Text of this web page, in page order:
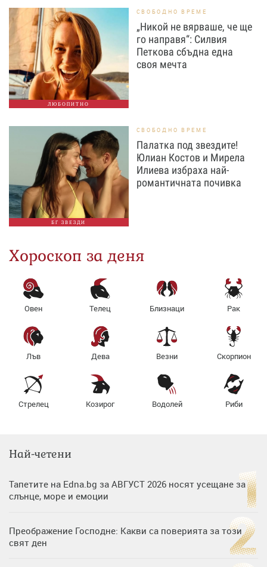
ЛЮБОПИТНО
СВОБОДНО ВРЕМЕ
„Никой не вярваше, че ще
го направя“: Силвия
Петкова сбъдна една
своя мечта
БГ ЗВЕЗДИ
СВОБОДНО ВРЕМЕ
Палатка под звездите!
Юлиан Костов и Мирела
Илиева избраха най-
романтичната почивка
Хороскоп за деня
Овен Телец Близнаци Рак
Лъв Дева Везни Скорпион
Стрелец Козирог Водолей Риби
Най-четени
Тапетите на Edna.bg за АВГУСТ 2026 носят усещане за
слънце, море и емоции
Преображение Господне: Какви са поверията за този
свят ден